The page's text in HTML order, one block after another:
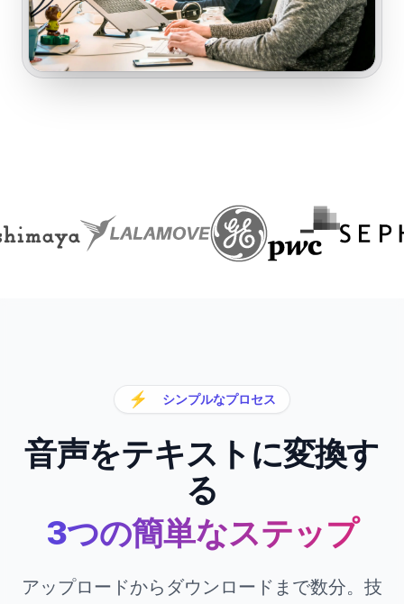
⚡ シンプルなプロセス
音声をテキストに変換す
る
3つの簡単なステップ
アップロードからダウンロードまで数分。技